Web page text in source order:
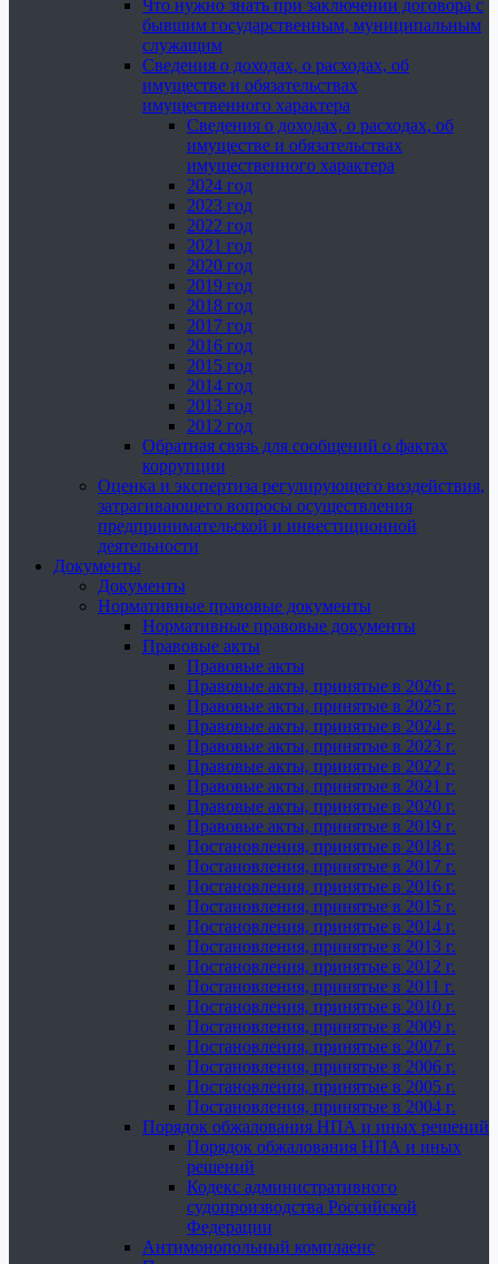
Что нужно знать при заключении договора с
бывшим государственным, муниципальным
служащим
Сведения о доходах, о расходах, об
имуществе и обязательствах
имущественного характера
Сведения о доходах, о расходах, об
имуществе и обязательствах
имущественного характера
2024 год
2023 год
2022 год
2021 год
2020 год
2019 год
2018 год
2017 год
2016 год
2015 год
2014 год
2013 год
2012 год
Обратная связь для сообщений о фактах
коррупции
Оценка и экспертиза регулирующего воздействия,
затрагивающего вопросы осуществления
предпринимательской и инвестиционной
деятельности
Документы
Документы
Нормативные правовые документы
Нормативные правовые документы
Правовые акты
Правовые акты
Правовые акты, принятые в 2026 г.
Правовые акты, принятые в 2025 г.
Правовые акты, принятые в 2024 г.
Правовые акты, принятые в 2023 г.
Правовые акты, принятые в 2022 г.
Правовые акты, принятые в 2021 г.
Правовые акты, принятые в 2020 г.
Правовые акты, принятые в 2019 г.
Постановления, принятые в 2018 г.
Постановления, принятые в 2017 г.
Постановления, принятые в 2016 г.
Постановления, принятые в 2015 г.
Постановления, принятые в 2014 г.
Постановления, принятые в 2013 г.
Постановления, принятые в 2012 г.
Постановления, принятые в 2011 г.
Постановления, принятые в 2010 г.
Постановления, принятые в 2009 г.
Постановления, принятые в 2007 г.
Постановления, принятые в 2006 г.
Постановления, принятые в 2005 г.
Постановления, принятые в 2004 г.
Порядок обжалования НПА и иных решений
Порядок обжалования НПА и иных
решений
Кодекс административного
судопроизводства Российской
Федерации
Антимонопольный комплаенс